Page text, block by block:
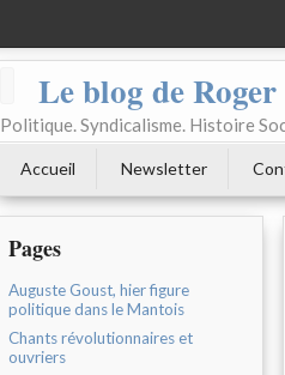
Le blog de
Politique. Syndicalisme. Histoire
Accueil Newsletter
Pages
Auguste Goust, hier figure
politique dans le Mantois
Chants révolutionnaires et
ouvriers